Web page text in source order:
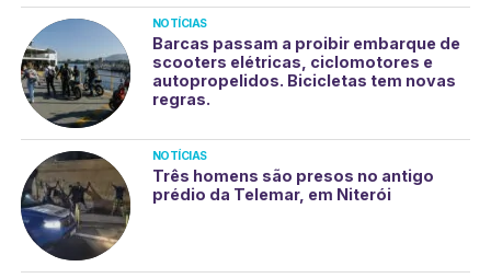
NOTÍCIAS
Barcas passam a proibir embarque de
scooters elétricas, ciclomotores e
autopropelidos. Bicicletas tem novas
regras.
NOTÍCIAS
Três homens são presos no antigo
prédio da Telemar, em Niterói